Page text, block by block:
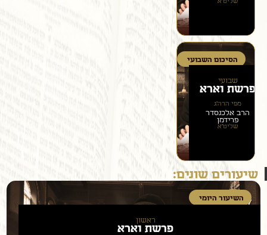
שליט״א
הסיכום השבועי
שבועי
פרשת וארא
מפי הרה״ג
הרב אלכנסדר
פרידמן
שליט״א
שיעורים שונים:
השיעור היומי
ראשון
פרשת וארא